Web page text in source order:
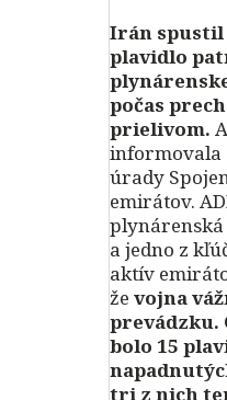
Irán
plavidlo
počas
prielivom.
informovala
úrady
emirátov.
plynárenská
a jedno z
aktív
že vojna
prevádzku.
bolo 15
tri z nich